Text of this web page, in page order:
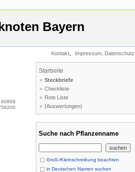
Bayern
Kontakt, Impressum, Datenschutz
60868
Startseite
Steckbriefe
Checkliste
Rote Liste
(Auswertungen)
Suche nach Pflanzenname
Groß-/Kleinschreibung beachten
in Deutschen Namen suchen